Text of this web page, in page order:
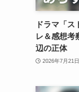
ドラマ「
レ＆感想考
辺の正体
2026年7月21日